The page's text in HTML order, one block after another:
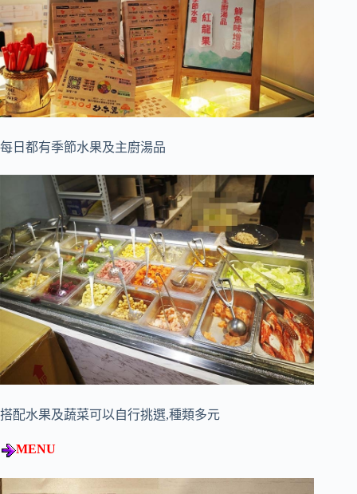
每日都有季節水果及主廚湯品
搭配水果及蔬菜可以自行挑選,種類多元
MENU